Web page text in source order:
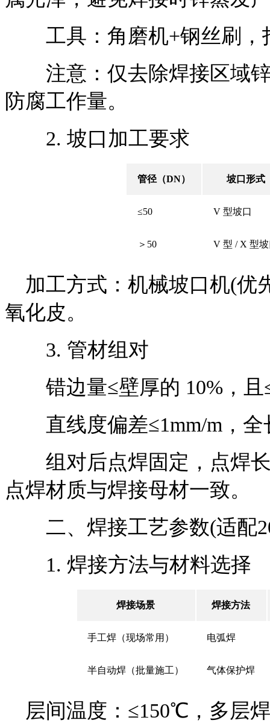
工具：角磨机+钢丝刷，
注意：仅去除焊接区域锌
防腐工作量。
2. 坡口加工要求
管径（DN） 坡口形式
≤50 V 型坡口
＞50 V 型 / X 型
加工方式：机械坡口机(优
氧化皮。
3. 管材组对
错边量≤壁厚的 10%，且
直线度偏差≤1mm/m，全
组对后点焊固定，点焊长
点焊材质与焊接母材一致。
二、焊接工艺参数(适配
1. 焊接方法与材料选择
焊接场景 焊接方法
手工焊（现场常用） 电弧焊
半自动焊（批量施工） 气体保护焊
层间温度：≤150℃，多层